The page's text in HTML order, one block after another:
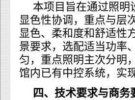
本项目旨在通过照明
显色性协调，重点与层
显色、柔和度和舒适性
景要求，选配适当功率
匀，重点照明主次分明
馆内已有中控系统，实
四、技术要求与商务